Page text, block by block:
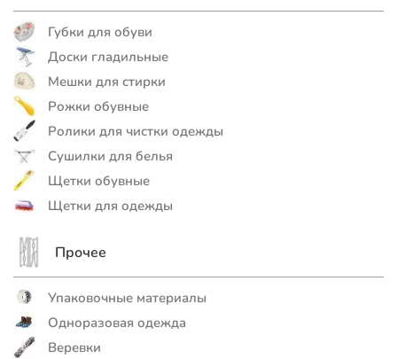
Губки для обуви
Доски гладильные
Мешки для стирки
Рожки обувные
Ролики для чистки одежды
Сушилки для белья
Щетки обувные
Щетки для одежды
Прочее
Упаковочные материалы
Одноразовая одежда
Веревки